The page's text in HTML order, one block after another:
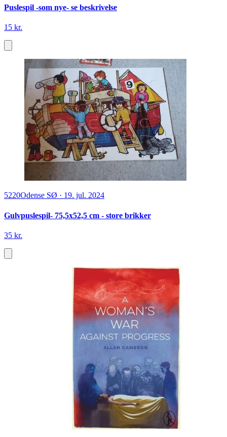
Puslespil -som nye- se beskrivelse
15 kr.
5220Odense SØ · 19. jul. 2024
Gulvpuslespil- 75,5x52,5 cm - store brikker
35 kr.